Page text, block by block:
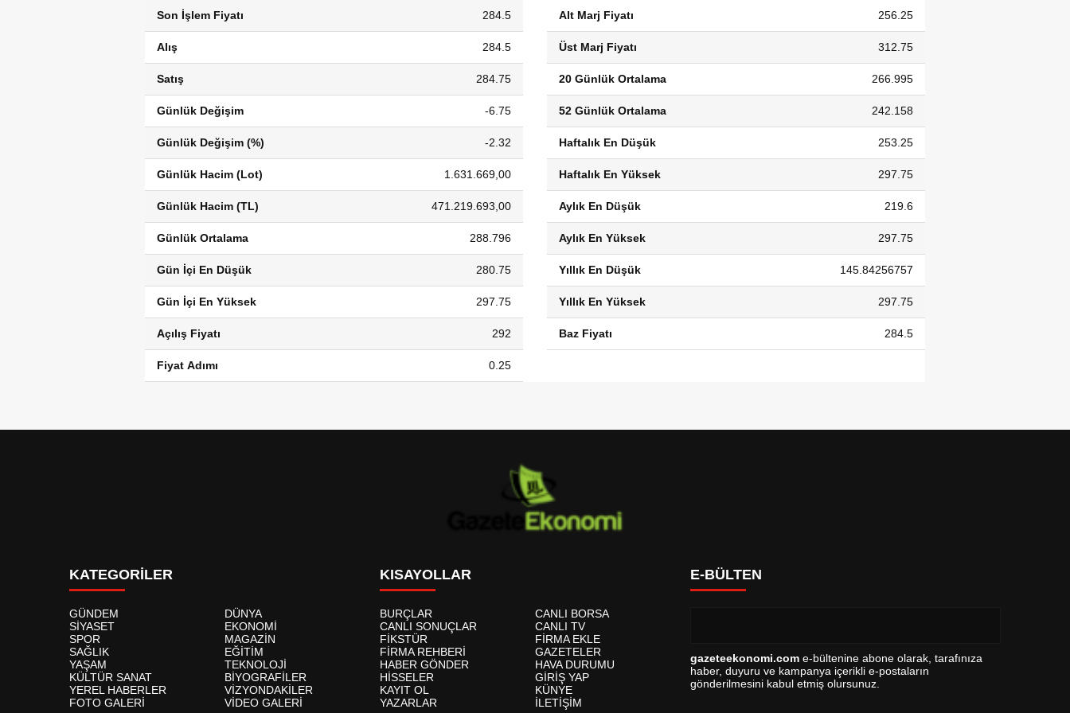
Son İşlem Fiyatı 284.5
Alış 284.5
Satış 284.75
Günlük Değişim -6.75
Günlük Değişim (%) -2.32
Günlük Hacim (Lot) 1.631.669,00
Günlük Hacim (TL) 471.219.693,00
Günlük Ortalama 288.796
Gün İçi En Düşük 280.75
Gün İçi En Yüksek 297.75
Açılış Fiyatı 292
Fiyat Adımı 0.25
Alt Marj Fiyatı 256.25
Üst Marj Fiyatı 312.75
20 Günlük Ortalama 266.995
52 Günlük Ortalama 242.158
Haftalık En Düşük 253.25
Haftalık En Yüksek 297.75
Aylık En Düşük 219.6
Aylık En Yüksek 297.75
Yıllık En Düşük 145.84256757
Yıllık En Yüksek 297.75
Baz Fiyatı 284.5
KATEGORİLER
GÜNDEM
DÜNYA
SİYASET
EKONOMİ
SPOR
MAGAZİN
SAĞLIK
EĞİTİM
YAŞAM
TEKNOLOJİ
KÜLTÜR SANAT
BİYOGRAFİLER
YEREL HABERLER
VİZYONDAKİLER
FOTO GALERİ
VİDEO GALERİ
KISAYOLLAR
BURÇLAR
CANLI BORSA
CANLI SONUÇLAR
CANLI TV
FİKSTÜR
FİRMA EKLE
FİRMA REHBERİ
GAZETELER
HABER GÖNDER
HAVA DURUMU
HİSSELER
GİRİŞ YAP
KAYIT OL
KÜNYE
YAZARLAR
İLETİŞİM
E-BÜLTEN
gazeteekonomi.com e-bültenine abone olarak, tarafınıza
haber, duyuru ve kampanya içerikli e-postaların
gönderilmesini kabul etmiş olursunuz.